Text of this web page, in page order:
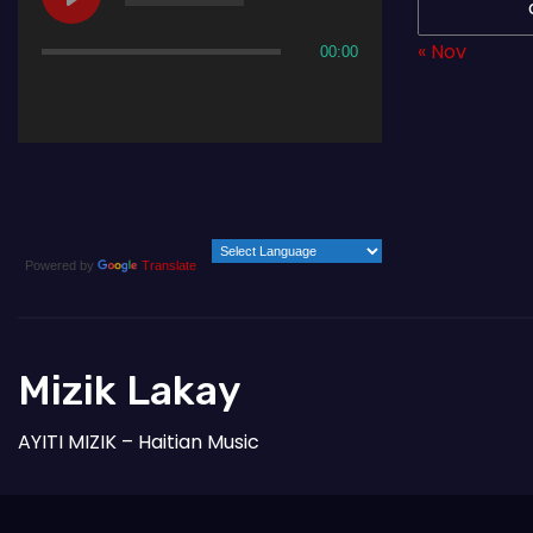
00:00 « Nov
Powered by Translate
Mizik Lakay
AYITI MIZIK – Haitian Music